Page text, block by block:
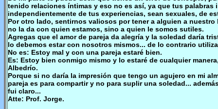
tenido relaciones íntimas y eso no es así, ya que tus
independientemente de tus experiencias, sean sexuales, de
Por otro lado, sentirnos valiosos por tener a alguien a
no la da con quien estamos, sino a quien le somos sutiles.
Agregas que el amor de pareja da alegría y la soledad daría
lo debemos estar con nosotros mismos... de lo contrario
No es: Estoy mal y con una pareja estaré bien.
Es: Estoy bien conmigo mismo y lo estaré de cualquier
Albedrío.
Porque si no daría la impresión que tengo un agujero en mi
pareja es para compartir y no para suplir una soledad...
fui claro...
Atte: Prof. Jorge.